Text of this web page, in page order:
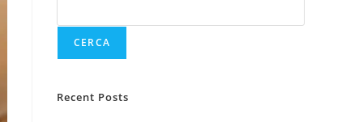
CERCA
Recent Posts